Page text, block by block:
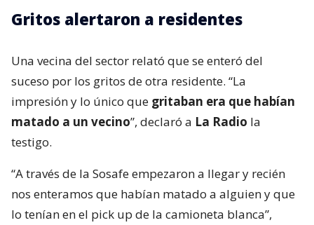
Gritos alertaron a residentes
Una vecina del sector relató que se enteró del
suceso por los gritos de otra residente. “La
impresión y lo único que gritaban era que habían
matado a un vecino”, declaró a La Radio la
testigo.
“A través de la Sosafe empezaron a llegar y recién
nos enteramos que habían matado a alguien y que
lo tenían en el pick up de la camioneta blanca”,